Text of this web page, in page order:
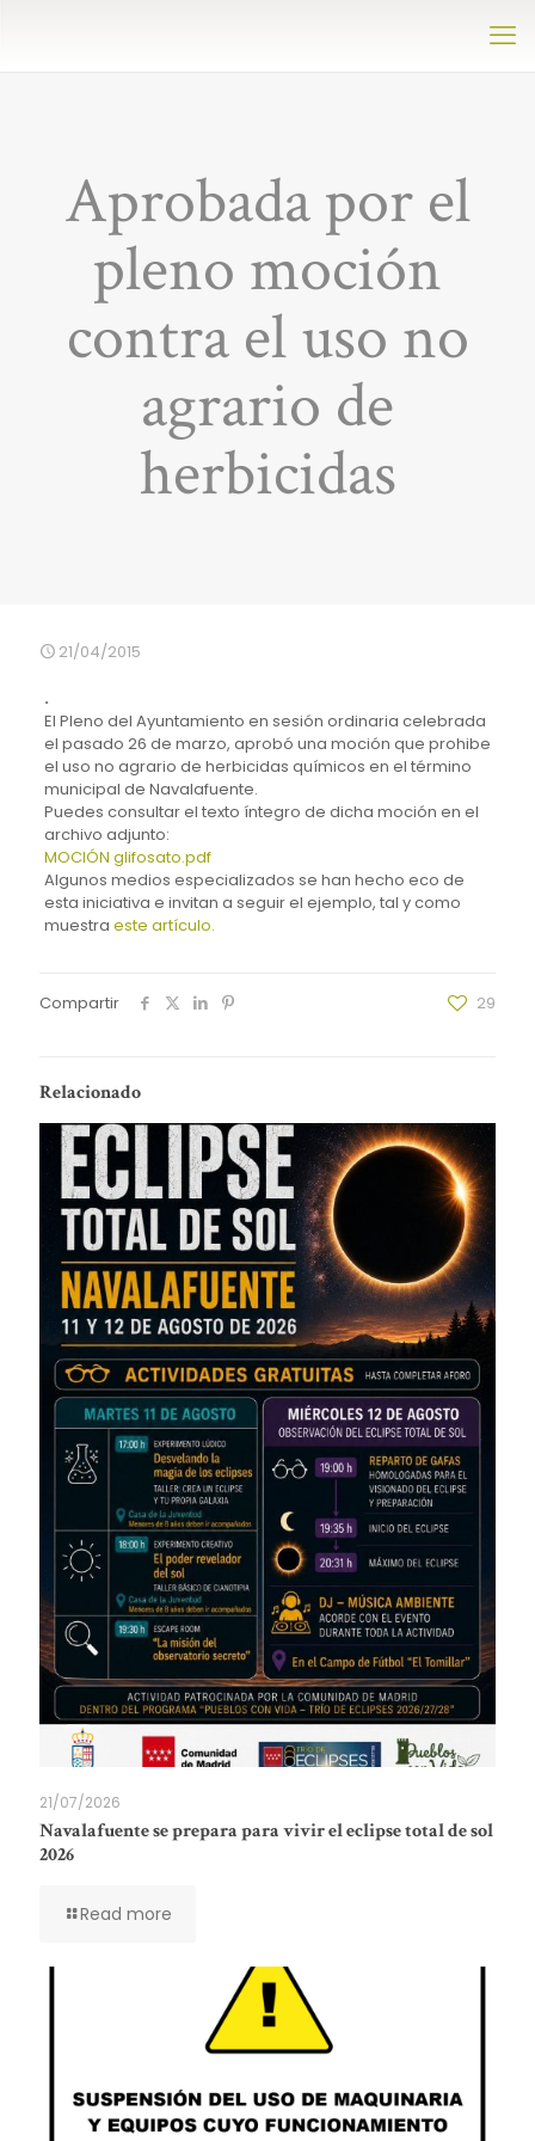
Aprobada por el
pleno moción
contra el uso no
agrario de
herbicidas
21/04/2015
.
El Pleno del Ayuntamiento en sesión ordinaria celebrada
el pasado 26 de marzo, aprobó una moción que prohibe
el uso no agrario de herbicidas químicos en el término
municipal de Navalafuente.
Puedes consultar el texto íntegro de dicha moción en el
archivo adjunto:
MOCIÓN glifosato.pdf
Algunos medios especializados se han hecho eco de
esta iniciativa e invitan a seguir el ejemplo, tal y como
muestra este artículo.
Compartir 29
Relacionado
21/07/2026
Navalafuente se prepara para vivir el eclipse total de sol
2026
Read more